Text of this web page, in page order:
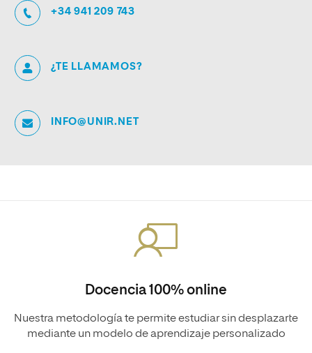
+34 941 209 743
¿TE LLAMAMOS?
INFO@UNIR.NET
Docencia 100% online
Nuestra metodología te permite estudiar sin desplazarte
mediante un modelo de aprendizaje personalizado